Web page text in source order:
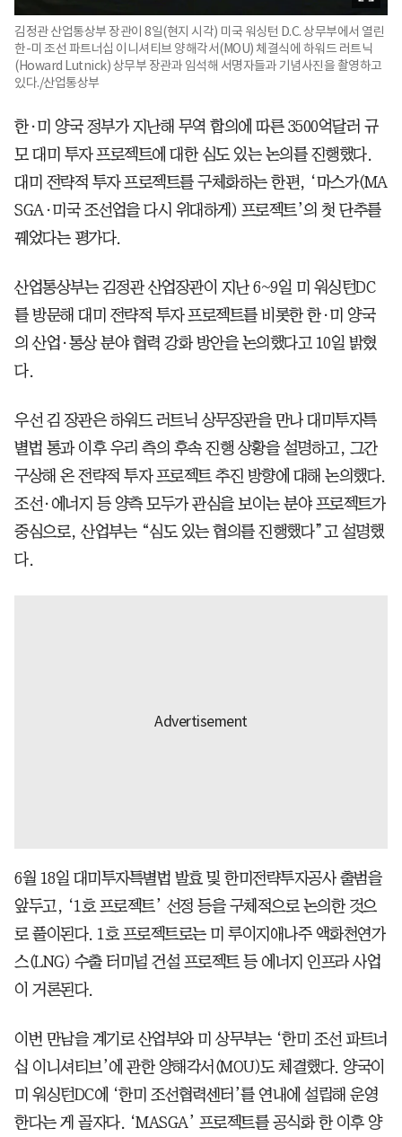
김정관 산업통상부 장관이 8일(현지 시각) 미국 워싱턴 D.C. 상무부에서 열린
한-미 조선 파트너십 이니셔티브 양해각서(MOU) 체결식에 하워드 러트닉
(Howard Lutnick) 상무부 장관과 임석해 서명자들과 기념사진을 촬영하고
있다./산업통상부
한·미 양국 정부가 지난해 무역 합의에 따른 3500억달러 규
모 대미 투자 프로젝트에 대한 심도 있는 논의를 진행했다.
대미 전략적 투자 프로젝트를 구체화하는 한편, ‘마스가(MA
SGA·미국 조선업을 다시 위대하게) 프로젝트’의 첫 단추를
꿰었다는 평가다.
산업통상부는 김정관 산업장관이 지난 6~9일 미 워싱턴DC
를 방문해 대미 전략적 투자 프로젝트를 비롯한 한·미 양국
의 산업·통상 분야 협력 강화 방안을 논의했다고 10일 밝혔
다.
우선 김 장관은 하워드 러트닉 상무장관을 만나 대미투자특
별법 통과 이후 우리 측의 후속 진행 상황을 설명하고, 그간
구상해 온 전략적 투자 프로젝트 추진 방향에 대해 논의했다.
조선·에너지 등 양측 모두가 관심을 보이는 분야 프로젝트가
중심으로, 산업부는 “심도 있는 협의를 진행했다”고 설명했
다.
6월 18일 대미투자특별법 발효 및 한미전략투자공사 출범을
앞두고, ‘1호 프로젝트’ 선정 등을 구체적으로 논의한 것으
로 풀이된다. 1호 프로젝트로는 미 루이지애나주 액화천연가
스(LNG) 수출 터미널 건설 프로젝트 등 에너지 인프라 사업
이 거론된다.
이번 만남을 계기로 산업부와 미 상무부는 ‘한미 조선 파트너
십 이니셔티브’에 관한 양해각서(MOU)도 체결했다. 양국이
미 워싱턴DC에 ‘한미 조선협력센터’를 연내에 설립해 운영
한다는 게 골자다. ‘MASGA’ 프로젝트를 공식화 한 이후 양